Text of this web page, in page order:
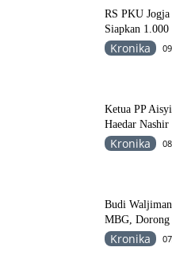
RS PKU
Siapkan 1.000
Kronika
Ketua PP
Haedar
Kronika
Budi Waljiman Dukung
MBG, Dorong
Kronika